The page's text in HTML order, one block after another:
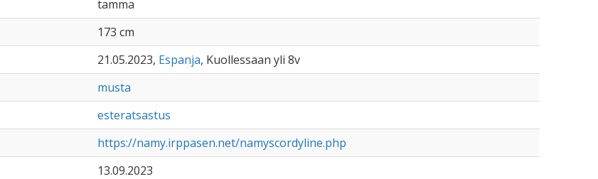
tamma
173 cm
21.05.2023, Espanja, Kuollessaan yli 8v
musta
esteratsastus
https://namy.irppasen.net/namyscordyline.php
13.09.2023